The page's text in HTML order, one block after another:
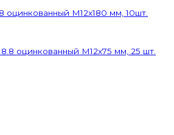
оцинкованный М12х180 мм, 10шт.